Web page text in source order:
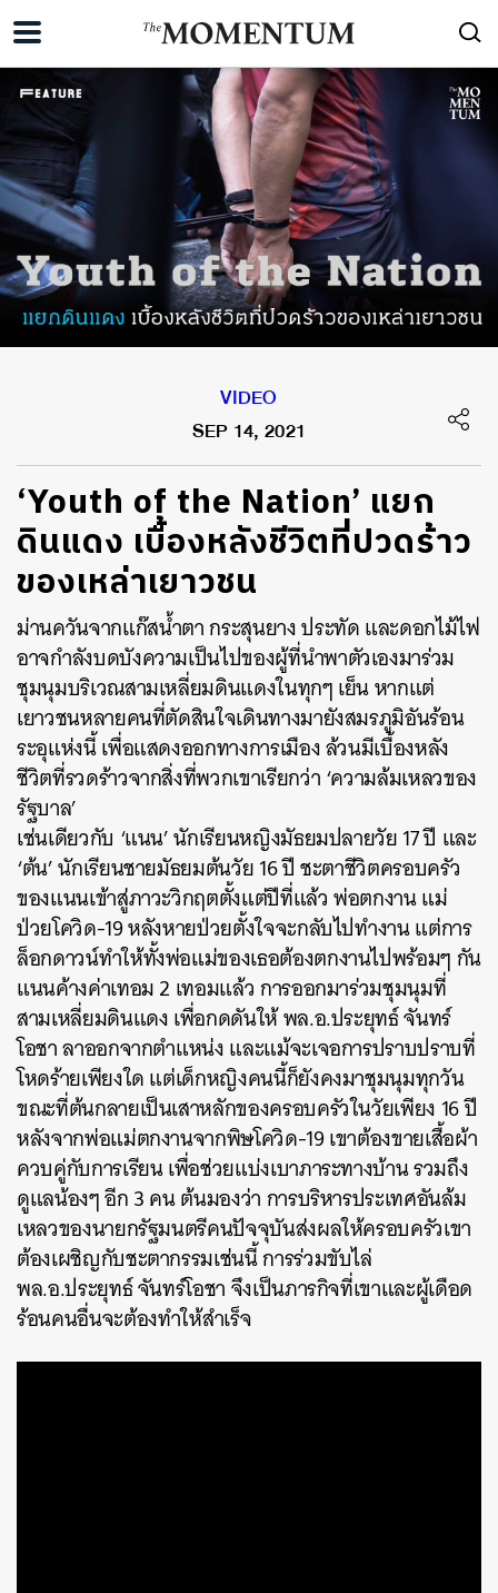
VIDEO
SEP 14, 2021
‘Youth of the Nation’ แยก
ดินแดง เบื้องหลังชีวิตที่ปวดร้าว
ของเหล่าเยาวชน
ม่านควันจากแก๊สน้ำตา กระสุนยาง ประทัด และดอกไม้ไฟ
อาจกำลังบดบังความเป็นไปของผู้ที่นำพาตัวเองมาร่วม
ชุมนุมบริเวณสามเหลี่ยมดินแดงในทุกๆ เย็น หากแต่
เยาวชนหลายคนที่ตัดสินใจเดินทางมายังสมรภูมิอันร้อน
ระอุแห่งนี้ เพื่อแสดงออกทางการเมือง ล้วนมีเบื้องหลัง
ชีวิตที่รวดร้าวจากสิ่งที่พวกเขาเรียกว่า ‘ความล้มเหลวของ
รัฐบาล’
เช่นเดียวกับ ‘แนน’ นักเรียนหญิงมัธยมปลายวัย 17 ปี และ
‘ต้น’ นักเรียนชายมัธยมต้นวัย 16 ปี ชะตาชีวิตครอบครัว
ของแนนเข้าสู่ภาวะวิกฤตตั้งแต่ปีที่แล้ว พ่อตกงาน แม่
ป่วยโควิด-19 หลังหายป่วยตั้งใจจะกลับไปทำงาน แต่การ
ล็อกดาวน์ทำให้ทั้งพ่อแม่ของเธอต้องตกงานไปพร้อมๆ กัน
แนนค้างค่าเทอม 2 เทอมแล้ว การออกมาร่วมชุมนุมที่
สามเหลี่ยมดินแดง เพื่อกดดันให้ พล.อ.ประยุทธ์ จันทร์
โอชา ลาออกจากตำแหน่ง และแม้จะเจอการปราบปราบที่
โหดร้ายเพียงใด แต่เด็กหญิงคนนี้ก็ยังคงมาชุมนุมทุกวัน
ขณะที่ต้นกลายเป็นเสาหลักของครอบครัวในวัยเพียง 16 ปี
หลังจากพ่อแม่ตกงานจากพิษโควิด-19 เขาต้องขายเสื้อผ้า
ควบคู่กับการเรียน เพื่อช่วยแบ่งเบาภาระทางบ้าน รวมถึง
ดูแลน้องๆ อีก 3 คน ต้นมองว่า การบริหารประเทศอันล้ม
เหลวของนายกรัฐมนตรีคนปัจจุบันส่งผลให้ครอบครัวเขา
ต้องเผชิญกับชะตากรรมเช่นนี้ การร่วมขับไล่
พล.อ.ประยุทธ์ จันทร์โอชา จึงเป็นภารกิจที่เขาและผู้เดือด
ร้อนคนอื่นจะต้องทำให้สำเร็จ